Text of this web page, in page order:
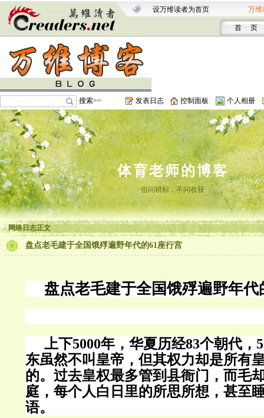
设万维读者为首页 万维
首 页
搜索>> 发表日志 控制面板 个人相册
体育老师的博客
但问耕耘，不问收获
网络日志正文
盘点老毛建于全国饿殍遍野年代的61座行宫
盘点老毛建于全国饿殍遍野年代
上下5000年，华夏历经83个朝代，
东虽然不叫皇帝，但其权力却是所有
的。过去皇权最多管到县衙门，而毛
庭，每个人白日里的所思所想，甚至
语。